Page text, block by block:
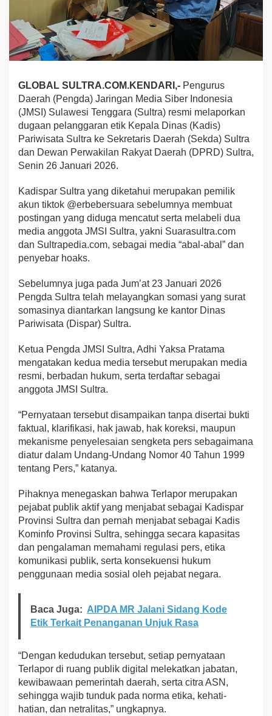
d
i
n
g
M
e
i
"
A
b
a
b
l
"
n
u
m
i
s
P
w
i
s
S
u
l
t
R
e
s
m
D
l
o
k
n
l
e
h
J
GLOBAL SULTRA.COM.KENDARI,- Pengurus
Daerah (Pengda) Jaringan Media Siber Indonesia
(JMSI) Sulawesi Tenggara (Sultra) resmi melaporkan
dugaan pelanggaran etik Kepala Dinas (Kadis)
Pariwisata Sultra ke Sekretaris Daerah (Sekda) Sultra
dan Dewan Perwakilan Rakyat Daerah (DPRD) Sultra,
Senin 26 Januari 2026.
Kadispar Sultra yang diketahui merupakan pemilik
akun tiktok @erbebersuara sebelumnya membuat
postingan yang diduga mencatut serta melabeli dua
media anggota JMSI Sultra, yakni Suarasultra.com
dan Sultrapedia.com, sebagai media “abal-abal” dan
penyebar hoaks.
Sebelumnya juga pada Jum’at 23 Januari 2026
Pengda Sultra telah melayangkan somasi yang surat
somasinya diantarkan langsung ke kantor Dinas
Pariwisata (Dispar) Sultra.
Ketua Pengda JMSI Sultra, Adhi Yaksa Pratama
mengatakan kedua media tersebut merupakan media
resmi, berbadan hukum, serta terdaftar sebagai
anggota JMSI Sultra.
“Pernyataan tersebut disampaikan tanpa disertai bukti
faktual, klarifikasi, hak jawab, hak koreksi, maupun
mekanisme penyelesaian sengketa pers sebagaimana
diatur dalam Undang-Undang Nomor 40 Tahun 1999
tentang Pers,” katanya.
Pihaknya menegaskan bahwa Terlapor merupakan
pejabat publik aktif yang menjabat sebagai Kadispar
Provinsi Sultra dan pernah menjabat sebagai Kadis
Kominfo Provinsi Sultra, sehingga secara kapasitas
dan pengalaman memahami regulasi pers, etika
komunikasi publik, serta konsekuensi hukum
penggunaan media sosial oleh pejabat negara.
Baca Juga: AIPDA MR Jalani Sidang Kode
Etik Terkait Penanganan Unjuk Rasa
“Dengan kedudukan tersebut, setiap pernyataan
Terlapor di ruang publik digital melekatkan jabatan,
kewibawaan pemerintah daerah, serta citra ASN,
sehingga wajib tunduk pada norma etika, kehati-
hatian, dan netralitas,” ungkapnya.